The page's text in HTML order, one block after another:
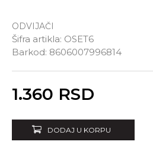
ODVIJAČI
Šifra artikla: OSET6
Barkod: 8606007996814
1.360 RSD
DODAJ U KORPU